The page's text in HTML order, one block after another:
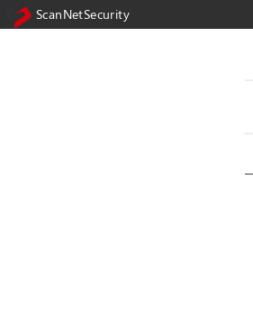
ScanNetSecurity